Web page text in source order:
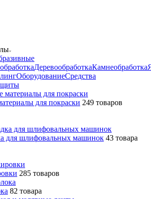
ДеревообработкаКамнеобработка
ОборудованиеСредства
для покраски 249 товаров
для шлифовальных машинок 43 товара
285 товаров
82 товара